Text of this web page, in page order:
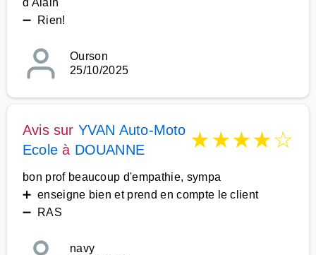
d'Alain
➖ Rien!
Ourson
25/10/2025
Avis sur YVAN Auto-Moto
Ecole à DOUANNE ★★★★☆
bon prof beaucoup d'empathie, sympa
➕ enseigne bien et prend en compte le client
➖ RAS
navy